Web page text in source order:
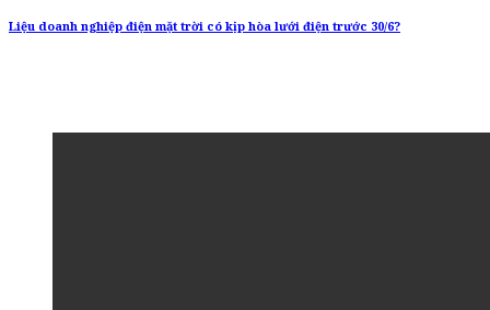
Liệu doanh nghiệp điện mặt trời có kịp hòa lưới điện trước 30/6?